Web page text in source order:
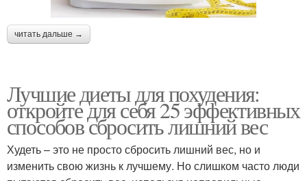
читать дальше →
Лучшие диеты для похудения:
откройте для себя 25 эффективных
способов сбросить лишний вес
Худеть – это не просто сбросить лишний вес, но и
изменить свою жизнь к лучшему. Но слишком часто люди